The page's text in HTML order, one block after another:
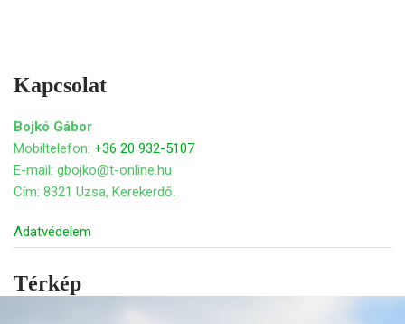
Kapcsolat
Bojkó Gábor
Mobiltelefon: +36 20 932-5107
E-mail: gbojko@t-online.hu
Cím: 8321 Uzsa, Kerekerdő.
Adatvédelem
Térkép